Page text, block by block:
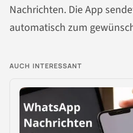
Nachrichten. Die App
automatisch zum
AUCH INTERESSANT